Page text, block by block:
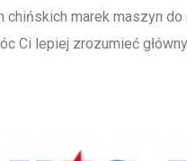
chińskich marek maszyn
Ci lepiej zrozumieć